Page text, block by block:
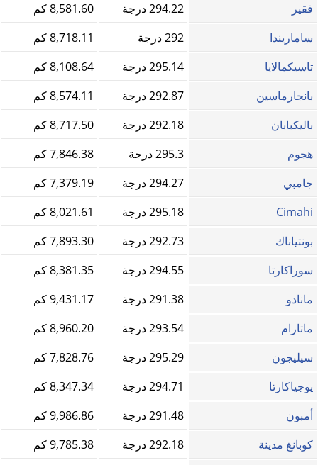
فقير
294.22 درجة
8,581.60 كم
ساماريندا
292 درجة
8,718.11 كم
تاسيكمالايا
295.14 درجة
8,108.64 كم
بانجارماسين
292.87 درجة
8,574.11 كم
باليكبابان
292.18 درجة
8,717.50 كم
هجوم
295.3 درجة
7,846.38 كم
جامبي
294.27 درجة
7,379.19 كم
Cimahi
295.18 درجة
8,021.61 كم
بونتياناك
292.73 درجة
7,893.30 كم
سوراكارتا
294.55 درجة
8,381.35 كم
مانادو
291.38 درجة
9,431.17 كم
ماتارام
293.54 درجة
8,960.20 كم
سيليجون
295.29 درجة
7,828.76 كم
يوجياكارتا
294.71 درجة
8,347.34 كم
أمبون
291.48 درجة
9,986.86 كم
كوبانغ مدينة
292.18 درجة
9,785.38 كم